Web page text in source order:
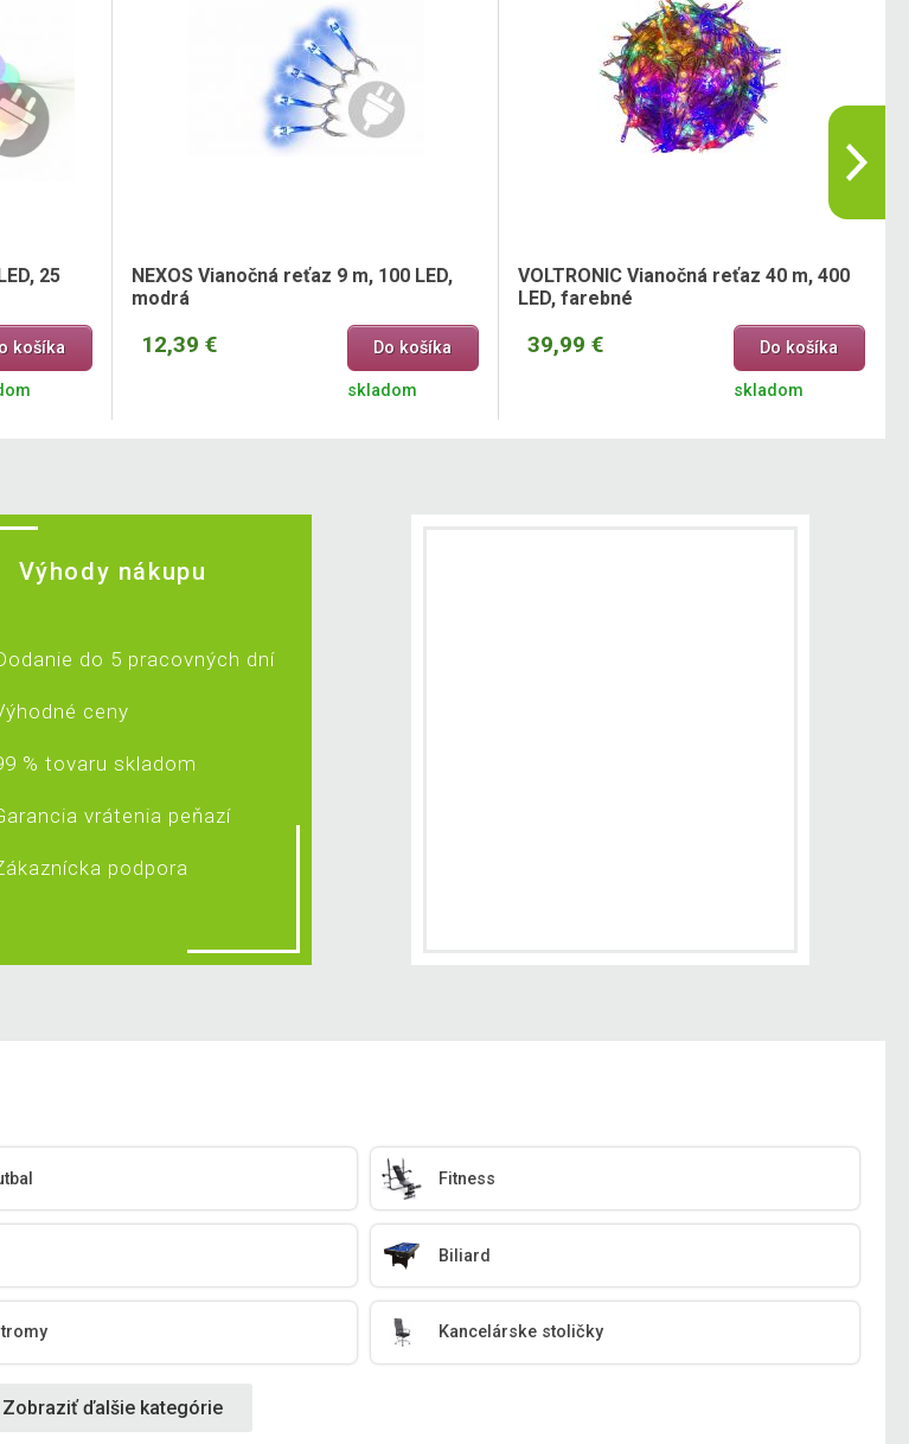
25
košíka
NEXOS Vianočná reťaz 9 m, 100 LED,
modrá
12,39 € Do košíka
skladom
VOLTRONIC Vianočná reťaz 40 m, 400
LED, farebné
39,99 € Do košíka
skladom
Výhody nákupu
do 5 pracovných dní
ceny
% tovaru skladom
vrátenia peňazí
podpora
Fitness
Biliard
Kancelárske stoličky
Zobraziť ďalšie kategórie